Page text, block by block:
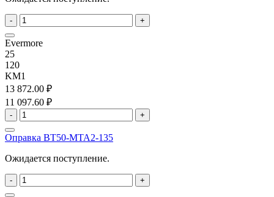
- +
Evermore
25
120
KM1
13 872.00 ₽
11 097.60 ₽
- +
Оправка BT50-MTA2-135
Ожидается поступление.
- +